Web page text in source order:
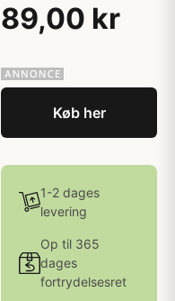
89,00 kr
Køb her
1-2 dages
levering
Op til 365
dages
fortrydelsesret